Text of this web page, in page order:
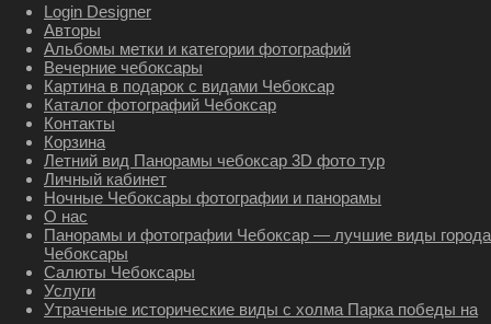
Login Designer
Авторы
Альбомы метки и категории фотографий
Вечерние чебоксары
Картина в подарок с видами Чебоксар
Каталог фотографий Чебоксар
Контакты
Корзина
Летний вид Панорамы чебоксар 3D фото тур
Личный кабинет
Ночные Чебоксары фотографии и панорамы
О нас
Панорамы и фотографии Чебоксар — лучшие виды города
Чебоксары
Салюты Чебоксары
Услуги
Утраченые исторические виды с холма Парка победы на